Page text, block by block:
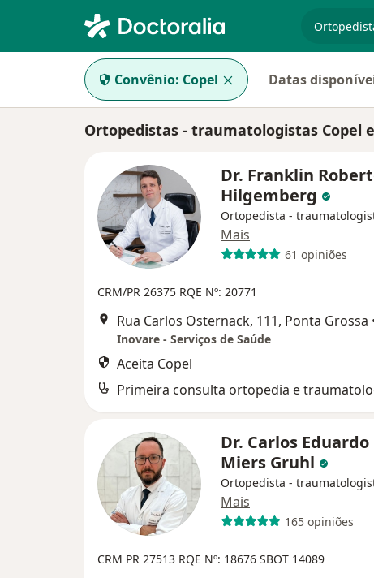
Convênio: Copel Datas
Ortopedistas - traumatologistas Copel
Dr. Franklin
Hilgemberg
Ortopedista -
Mais
61 opiniões
CRM/PR 26375 RQE Nº: 20771
Rua Carlos Osternack, 111, Ponta Grossa
Inovare - Serviços de Saúde
Aceita Copel
Primeira consulta ortopedia e
Dr. Carlos Eduardo
Miers Gruhl
Ortopedista -
Mais
165 opiniões
CRM PR 27513 RQE Nº: 18676 SBOT 14089